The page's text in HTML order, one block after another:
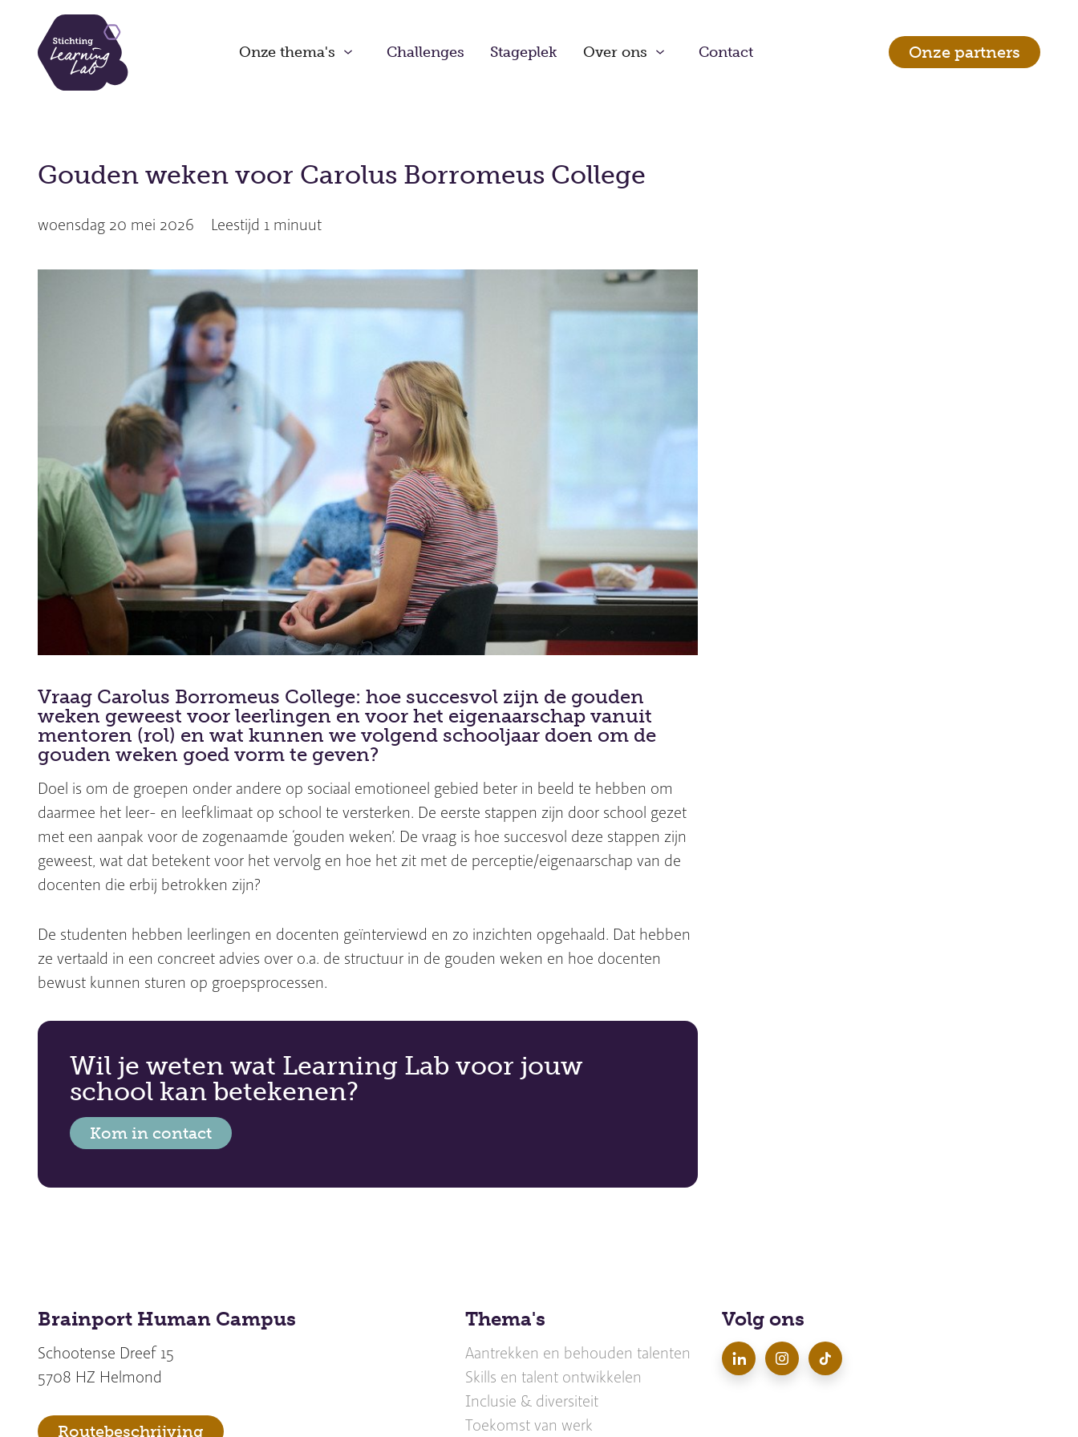
Overslaan
Onze thema's Challenges Stageplek Over ons Contact Onze partners
Gouden weken voor Carolus Borromeus College
woensdag 20 mei 2026 Leestijd 1 minuut
Vraag Carolus Borromeus College: hoe succesvol zijn de gouden
weken geweest voor leerlingen en voor het eigenaarschap vanuit
mentoren (rol) en wat kunnen we volgend schooljaar doen om de
gouden weken goed vorm te geven?
Doel is om de groepen onder andere op sociaal emotioneel gebied beter in beeld te hebben om
daarmee het leer- en leefklimaat op school te versterken. De eerste stappen zijn door school gezet
met een aanpak voor de zogenaamde ‘gouden weken’. De vraag is hoe succesvol deze stappen zijn
geweest, wat dat betekent voor het vervolg en hoe het zit met de perceptie/eigenaarschap van de
docenten die erbij betrokken zijn?
De studenten hebben leerlingen en docenten geïnterviewd en zo inzichten opgehaald. Dat hebben
ze vertaald in een concreet advies over o.a. de structuur in de gouden weken en hoe docenten
bewust kunnen sturen op groepsprocessen.
Wil je weten wat Learning Lab voor jouw
school kan betekenen?
Kom in contact
Brainport Human Campus
Schootense Dreef 15
5708 HZ Helmond
Routebeschrijving
Thema's
Aantrekken en behouden talenten
Skills en talent ontwikkelen
Inclusie & diversiteit
Toekomst van werk
Volg ons